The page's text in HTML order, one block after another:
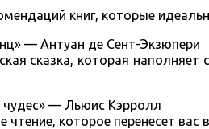
книг, которые
— Антуан де Сент-Экзюпери
сказка, которая
чудес» — Льюис Кэрролл
чтение, которое перенесет